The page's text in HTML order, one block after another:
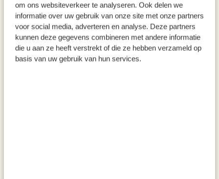
om ons websiteverkeer te analyseren. Ook delen we
informatie over uw gebruik van onze site met onze partners
voor social media, adverteren en analyse. Deze partners
kunnen deze gegevens combineren met andere informatie
die u aan ze heeft verstrekt of die ze hebben verzameld op
basis van uw gebruik van hun services.
Dans un bol, mélangez le poivre et le sel au
miel et versez le tout sur les chicons.
Couvrez les chicons de papier à beurre et
mettez un couvercle sur la poêle.